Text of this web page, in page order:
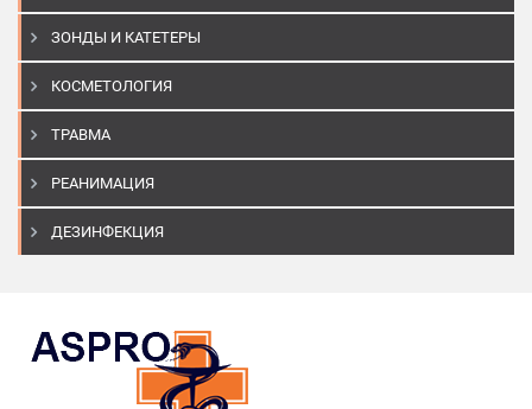
ЗОНДЫ И КАТЕТЕРЫ
КОСМЕТОЛОГИЯ
ТРАВМА
РЕАНИМАЦИЯ
ДЕЗИНФЕКЦИЯ